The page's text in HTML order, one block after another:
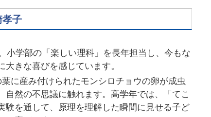
子
学部の「楽しい理科」を長年担当し、今もな
きな喜びを感じています。
に産み付けられたモンシロチョウの卵が成虫
然の不思議に触れます。高学年では、「てこ
験を通して、原理を理解した瞬間に見せる子ど